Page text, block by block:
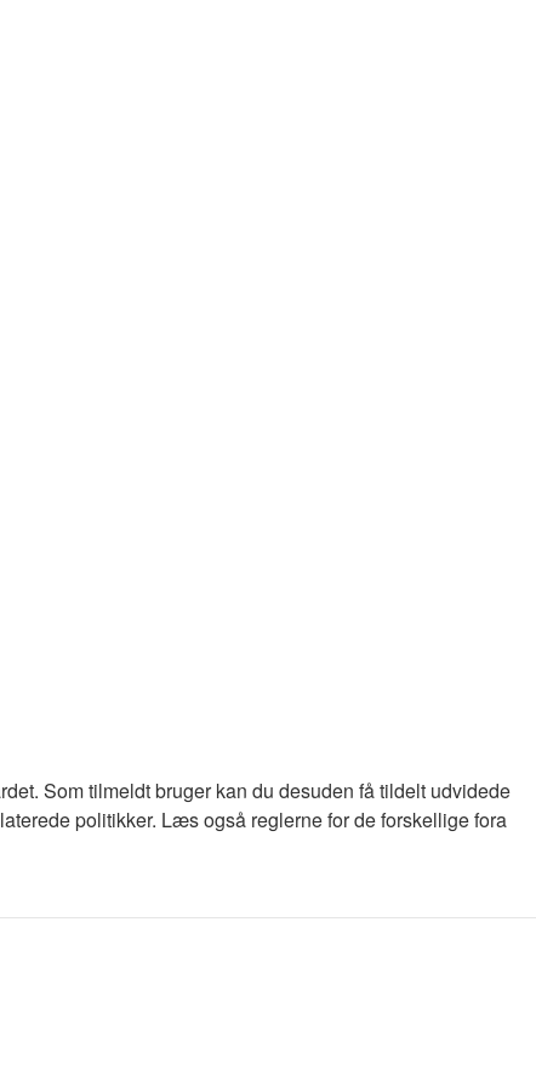
Som tilmeldt bruger kan du desuden få tildelt udvidede
politikker. Læs også reglerne for de forskellige fora